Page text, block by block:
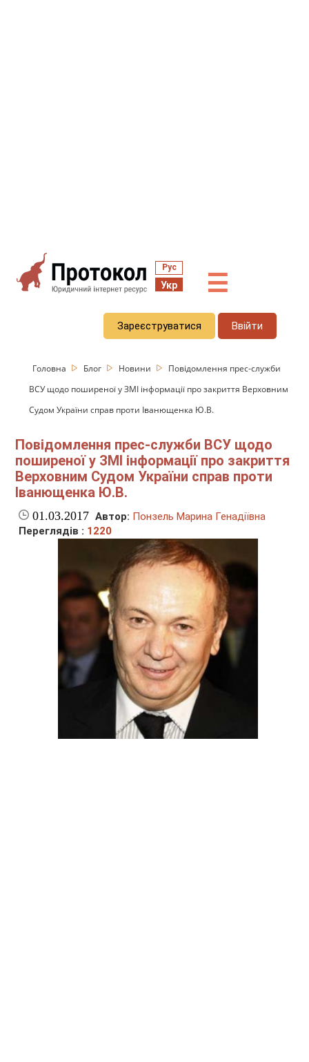
Рус
Укр ☰
Зареєструватися Ввійти
Головна Блог Новини
Повідомлення прес-служби
ВСУ щодо поширеної у ЗМІ інформації про закриття Верховним
Судом України справ проти Іванющенка Ю.В.
Повідомлення прес-служби ВСУ щодо
поширеної у ЗМІ інформації про закриття
Верховним Судом України справ проти
Іванющенка Ю.В.
01.03.2017 Автор: Понзель Марина Генадіївна
Переглядів : 1220